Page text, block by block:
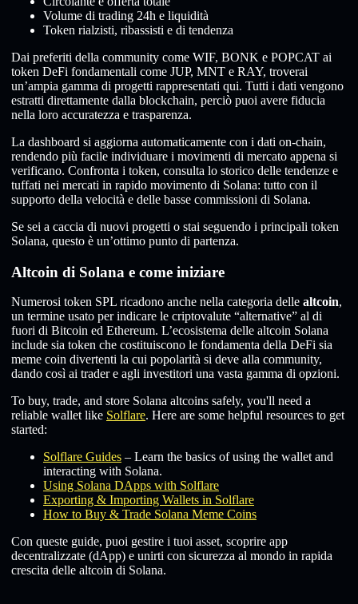
Volume di trading 24h e liquidità
Token rialzisti, ribassisti e di tendenza
Dai preferiti della community come WIF, BONK e POPCAT ai
token DeFi fondamentali come JUP, MNT e RAY, troverai
un’ampia gamma di progetti rappresentati qui. Tutti i dati vengono
estratti direttamente dalla blockchain, perciò puoi avere fiducia
nella loro accuratezza e trasparenza.
La dashboard si aggiorna automaticamente con i dati on-chain,
rendendo più facile individuare i movimenti di mercato appena si
verificano. Confronta i token, consulta lo storico delle tendenze e
tuffati nei mercati in rapido movimento di Solana: tutto con il
supporto della velocità e delle basse commissioni di Solana.
Se sei a caccia di nuovi progetti o stai seguendo i principali token
Solana, questo è un’ottimo punto di partenza.
Altcoin di Solana e come iniziare
Numerosi token SPL ricadono anche nella categoria delle altcoin,
un termine usato per indicare le criptovalute “alternative” al di
fuori di Bitcoin ed Ethereum. L’ecosistema delle altcoin Solana
include sia token che costituiscono le fondamenta della DeFi sia
meme coin divertenti la cui popolarità si deve alla community,
dando così ai trader e agli investitori una vasta gamma di opzioni.
To buy, trade, and store Solana altcoins safely, you'll need a
reliable wallet like Solflare. Here are some helpful resources to get
started:
Solflare Guides – Learn the basics of using the wallet and
interacting with Solana.
Using Solana DApps with Solflare
Exporting & Importing Wallets in Solflare
How to Buy & Trade Solana Meme Coins
Con queste guide, puoi gestire i tuoi asset, scoprire app
decentralizzate (dApp) e unirti con sicurezza al mondo in rapida
crescita delle altcoin di Solana.